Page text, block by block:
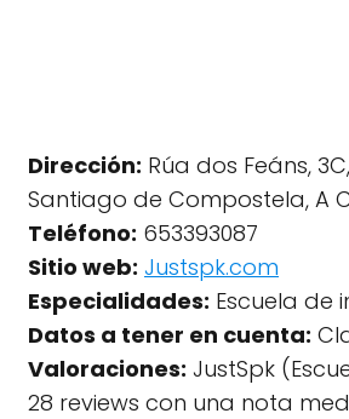
Dirección: Rúa dos Feáns,
Santiago de Compostela, A
Teléfono: 653393087
Sitio web: Justspk.com
Especialidades: Escuela de
Datos a tener en cuenta:
Valoraciones: JustSpk
28 reviews con una nota